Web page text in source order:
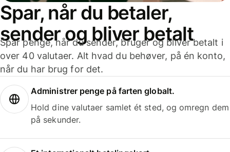
Spar, når du betaler,
sender og bliver betalt
Spar penge, når du sender, bruger og bliver betalt i
over 40 valutaer. Alt hvad du behøver, på én konto,
når du har brug for det.
Administrer penge på farten globalt.
Hold dine valutaer samlet ét sted, og omregn dem
på sekunder.